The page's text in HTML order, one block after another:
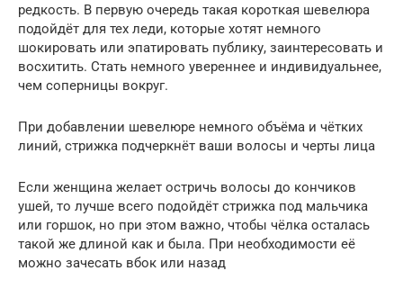
редкость. В первую очередь такая короткая шевелюра
подойдёт для тех леди, которые хотят немного
шокировать или эпатировать публику, заинтересовать и
восхитить. Стать немного увереннее и индивидуальнее,
чем соперницы вокруг.
При добавлении шевелюре немного объёма и чётких
линий, стрижка подчеркнёт ваши волосы и черты лица
Если женщина желает остричь волосы до кончиков
ушей, то лучше всего подойдёт стрижка под мальчика
или горшок, но при этом важно, чтобы чёлка осталась
такой же длиной как и была. При необходимости её
можно зачесать вбок или назад